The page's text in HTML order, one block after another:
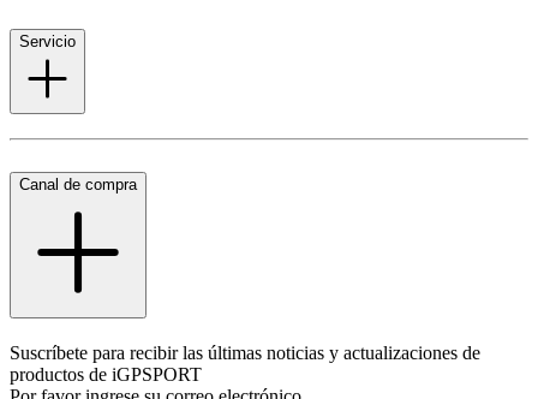
Servicio
Canal de compra
Suscríbete para recibir las últimas noticias y actualizaciones de
productos de iGPSPORT